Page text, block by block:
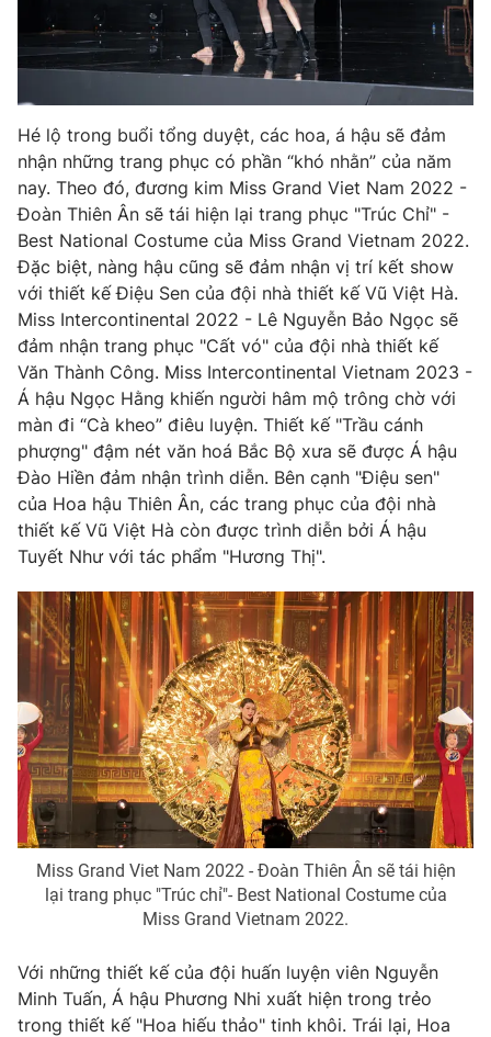
Hé lộ trong buổi tổng duyệt, các hoa, á hậu sẽ đảm
nhận những trang phục có phần “khó nhằn” của năm
nay. Theo đó, đương kim Miss Grand Viet Nam 2022 -
Đoàn Thiên Ân sẽ tái hiện lại trang phục "Trúc Chỉ" -
Best National Costume của Miss Grand Vietnam 2022.
Đặc biệt, nàng hậu cũng sẽ đảm nhận vị trí kết show
với thiết kế Điệu Sen của đội nhà thiết kế Vũ Việt Hà.
Miss Intercontinental 2022 - Lê Nguyễn Bảo Ngọc sẽ
đảm nhận trang phục "Cất vó" của đội nhà thiết kế
Văn Thành Công. Miss Intercontinental Vietnam 2023 -
Á hậu Ngọc Hằng khiến người hâm mộ trông chờ với
màn đi “Cà kheo” điêu luyện. Thiết kế "Trầu cánh
phượng" đậm nét văn hoá Bắc Bộ xưa sẽ được Á hậu
Đào Hiền đảm nhận trình diễn. Bên cạnh "Điệu sen"
của Hoa hậu Thiên Ân, các trang phục của đội nhà
thiết kế Vũ Việt Hà còn được trình diễn bởi Á hậu
Tuyết Như với tác phẩm "Hương Thị".
Miss Grand Viet Nam 2022 - Đoàn Thiên Ân sẽ tái hiện
lại trang phục "Trúc chỉ"- Best National Costume của
Miss Grand Vietnam 2022.
Với những thiết kế của đội huấn luyện viên Nguyễn
Minh Tuấn, Á hậu Phương Nhi xuất hiện trong trẻo
trong thiết kế "Hoa hiếu thảo" tinh khôi. Trái lại, Hoa